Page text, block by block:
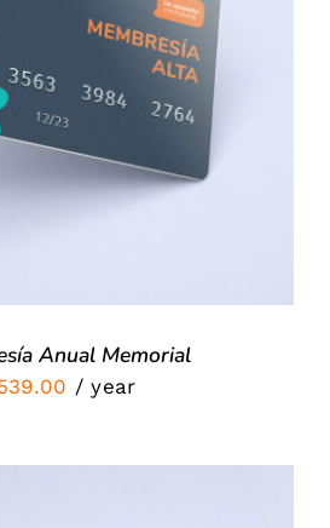
UP NOW
Anual Memorial
/ year